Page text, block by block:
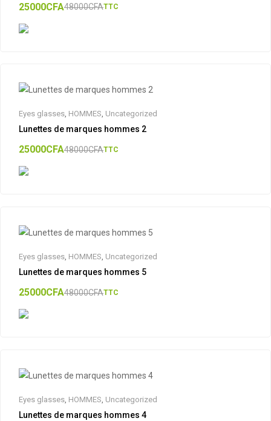
48000CFA
25000CFA TTC
Eyes glasses, HOMMES, Uncategorized
Lunettes de marques hommes 2
48000CFA
25000CFA TTC
Eyes glasses, HOMMES, Uncategorized
Lunettes de marques hommes 5
48000CFA
25000CFA TTC
Eyes glasses, HOMMES, Uncategorized
Lunettes de marques hommes 4